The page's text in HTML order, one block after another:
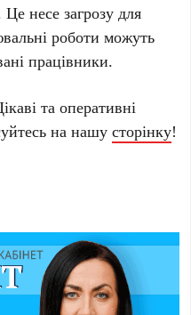
несе загрозу для
роботи можуть
працівники.
та оперативні
на нашусторінку!